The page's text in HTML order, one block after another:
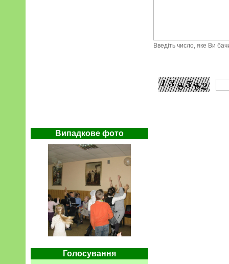
Випадкове фото
Голосування
Введіть число, яке Ви